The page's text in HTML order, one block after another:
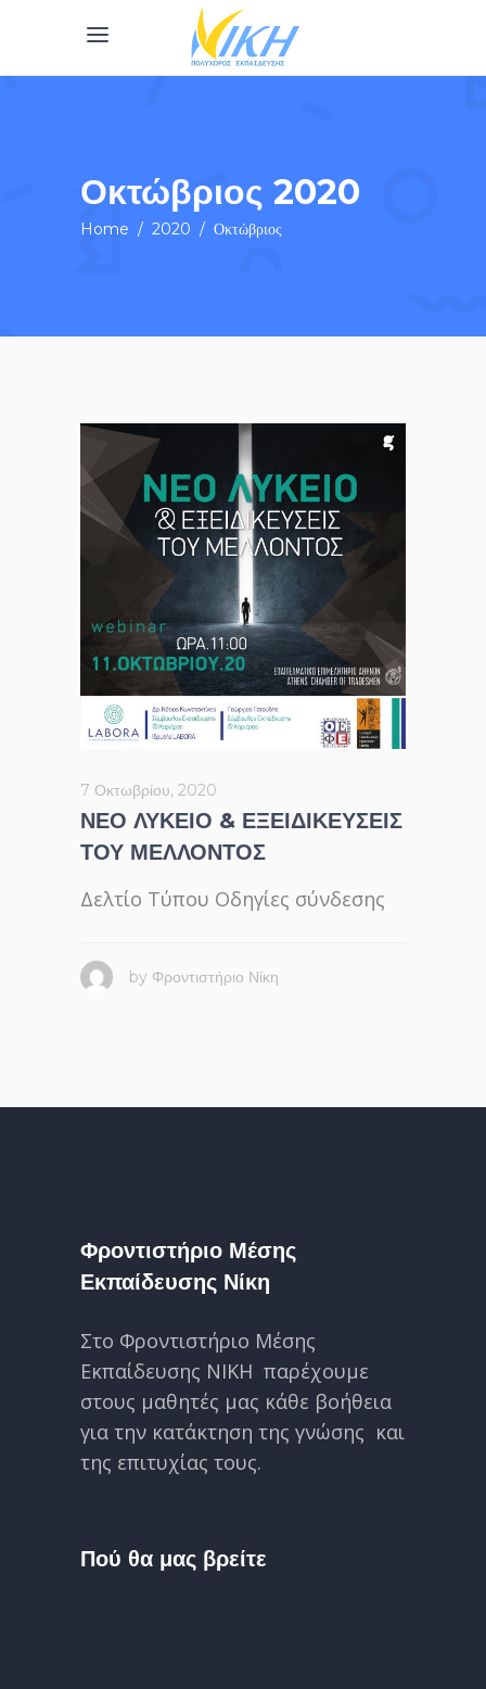
Οκτώβριος 2020
Home / 2020 / Οκτώβριος
7 Οκτωβρίου, 2020
ΝΕΟ ΛΥΚΕΙΟ & ΕΞΕΙΔΙΚΕΥΣΕΙΣ
ΤΟΥ ΜΕΛΛΟΝΤΟΣ
Δελτίο Τύπου Οδηγίες σύνδεσης
by Φροντιστήριο Νίκη
Φροντιστήριο Μέσης
Εκπαίδευσης Νίκη
Στο Φροντιστήριο Μέσης
Εκπαίδευσης ΝΙΚΗ παρέχουμε
στους μαθητές μας κάθε βοήθεια
για την κατάκτηση της γνώσης και
της επιτυχίας τους.
Πού θα μας βρείτε